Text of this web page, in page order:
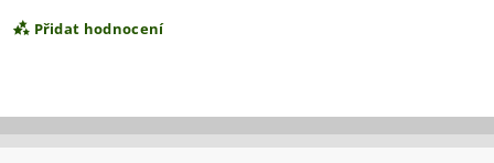
Přidat hodnocení